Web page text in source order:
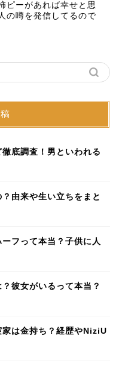
ピーがあれば幸せと思
の噂を発信してるので
底調査！男といわれる
由来や生い立ちをまと
フって本当？子供に人
彼女がいるって本当？
は金持ち？経歴やNiziU